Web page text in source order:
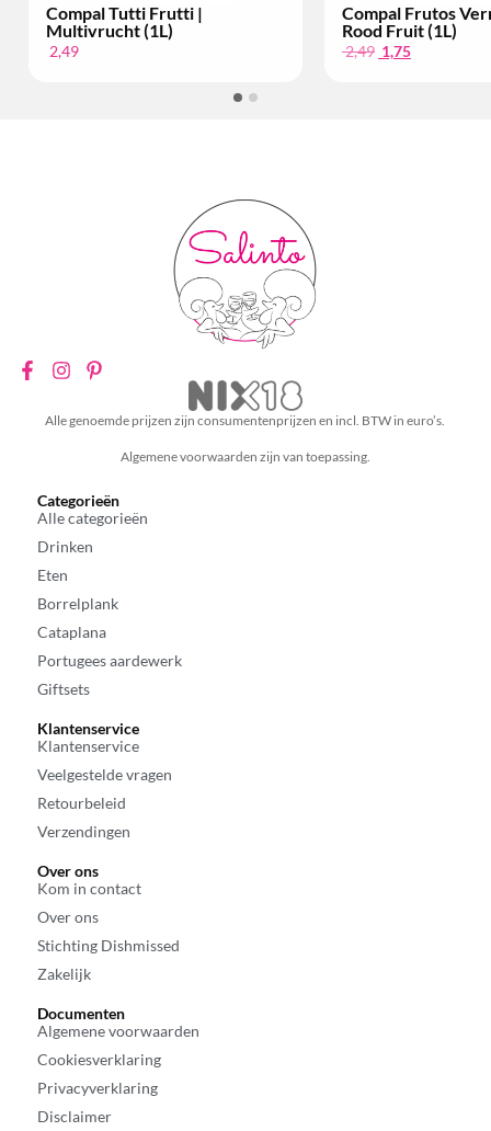
Compal Tutti Frutti |
Multivrucht (1L)
2,49
Compal Frutos
Rood Fruit (1L)
2,49 1,75
Alle genoemde prijzen zijn consumentenprijzen en incl. BTW in euro’s.
Algemene voorwaarden zijn van toepassing.
Categorieën
Alle categorieën
Drinken
Eten
Borrelplank
Cataplana
Portugees aardewerk
Giftsets
Klantenservice
Klantenservice
Veelgestelde vragen
Retourbeleid
Verzendingen
Over ons
Kom in contact
Over ons
Stichting Dishmissed
Zakelijk
Documenten
Algemene voorwaarden
Cookiesverklaring
Privacyverklaring
Disclaimer